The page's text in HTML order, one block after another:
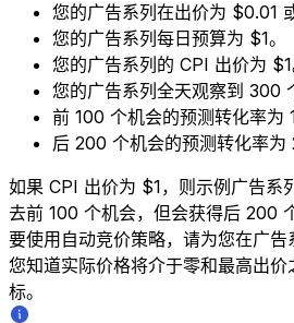
您的广告系列在出价为 $0.01
您的广告系列每日预算为 $1。
您的广告系列的 CPI 出价为 $1
您的广告系列全天观察到 300
前 100 个机会的预测转化率为
后 200 个机会的预测转化率为
如果 CPI 出价为 $1，则示例广告系
去前 100 个机会，但会获得后 200
要使用自动竞价策略，请为您在广
您知道实际价格将介于零和最高出
标。